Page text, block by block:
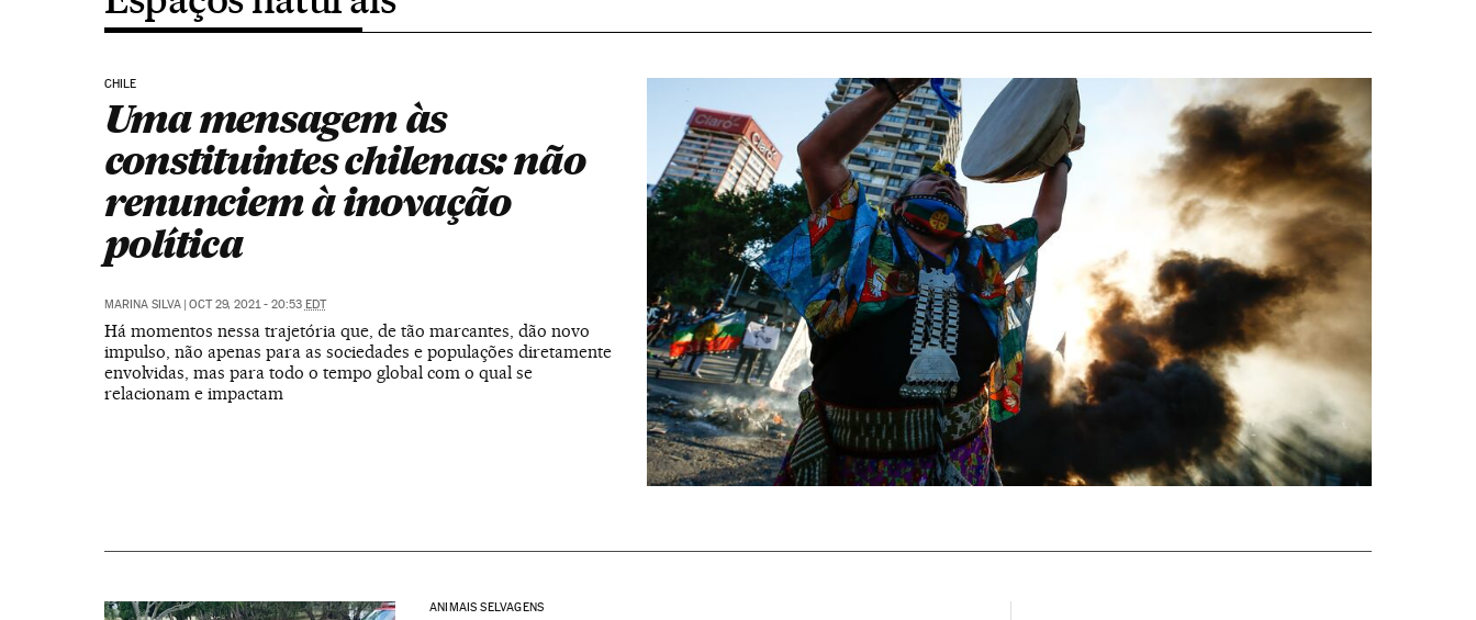
CHILE
Uma mensagem às
constituintes chilenas: não
renunciem à inovação
política
MARINA SILVA | OCT 29, 2021 - 20:53 EDT
Há momentos nessa trajetória que, de tão marcantes, dão novo
impulso, não apenas para as sociedades e populações diretamente
envolvidas, mas para todo o tempo global com o qual se
relacionam e impactam
ANIMAIS SELVAGENS